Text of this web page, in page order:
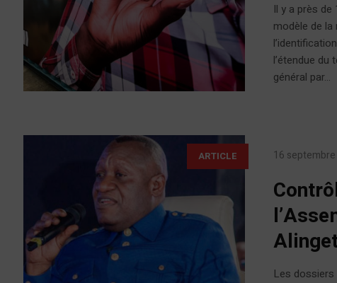
Il y a près
modèle de la
l’étendue du
général par...
ARTICLE 16
Les